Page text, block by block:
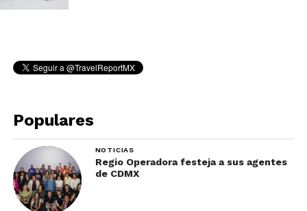
Populares
NOTICIAS
Regio Operadora festeja a sus agentes
de CDMX